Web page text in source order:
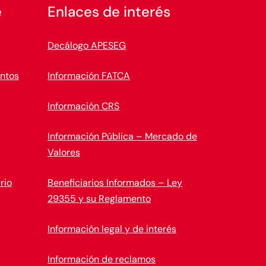
Enlaces de interés
Decálogo APESEG
Información FATCA
Información CRS
Información Pública – Mercado de
Valores
Beneficiarios Informados – Ley
29355 y su Reglamento
Información legal y de interés
Información de reclamos